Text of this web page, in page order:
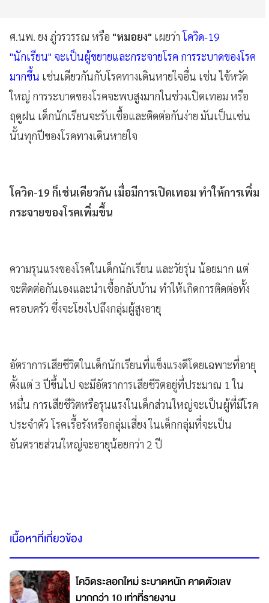
ศ.นพ. ยง ภู่วรวรรณ หรือ "หมอยง" เผยว่าโควิด-19
"นักเรียน" จะเป็นผู้ขยายและกระจายโรค การระบาดของโรค
มากขึ้น เช่นเดียวกันกับโรคทางเดินหายใจอื่น เช่น ไข้หวัด
ใหญ่ การระบาดของโรคจะพบสูงมากในช่วงเปิดเทอม หรือ
ฤดูฝน เด็กนักเรียนจะรับเชื้อและติดต่อกันง่าย มันเป็นเช่น
นั้นทุกปีของโรคทางเดินหายใจ
โควิด-19 ก็เช่นเดียวกัน เมื่อมีการเปิดเทอม ทำให้การเพิ่ม
กระจายของโรคเพิ่มขึ้น
ความรุนแรงของโรคในเด็กนักเรียน และวัยรุ่น น้อยมาก แต่
จะติดต่อกันเองและนำเชื้อกลับบ้าน ทำให้เกิดการติดต่อทั้ง
ครอบครัว ซึ่งจะโยงไปถึงกลุ่มผู้สูงอายุ
อัตราการเสียชีวิตในเด็กนักเรียนที่แข็งแรงดีโดยเฉพาะที่อายุ
ตั้งแต่ 3 ปีขึ้นไป จะมีอัตราการเสียชีวิตอยู่ที่ประมาณ 1 ใน
หมื่น การเสียชีวิตหรือรุนแรงในเด็กส่วนใหญ่จะเป็นผู้ที่มีโรค
ประจำตัว โรคเรื้อรังหรือกลุ่มเสี่ยง ในเด็กกลุ่มที่จะเป็น
อันตรายส่วนใหญ่จะอายุน้อยกว่า 2 ปี
เนื้อหาที่เกี่ยวข้อง
โควิดระลอกใหม่ ระบาดหนัก คาดตัวเลข
มากกว่า 10 เท่าที่รายงาน